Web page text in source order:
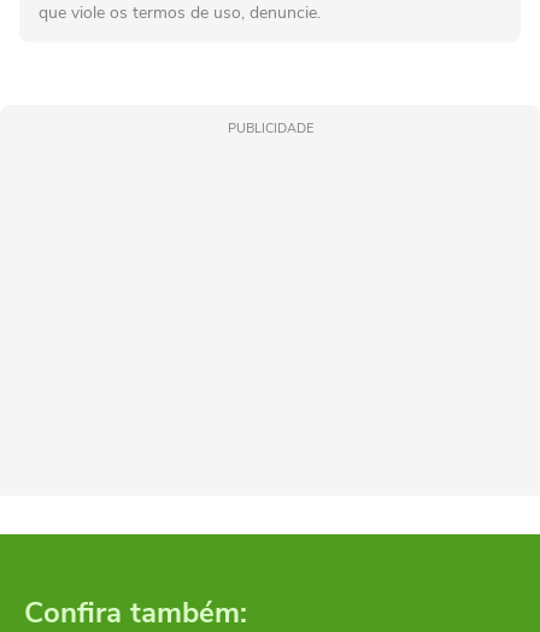
que viole os termos de uso, denuncie.
PUBLICIDADE
Confira também: